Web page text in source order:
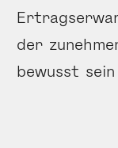
der
bewusst sein